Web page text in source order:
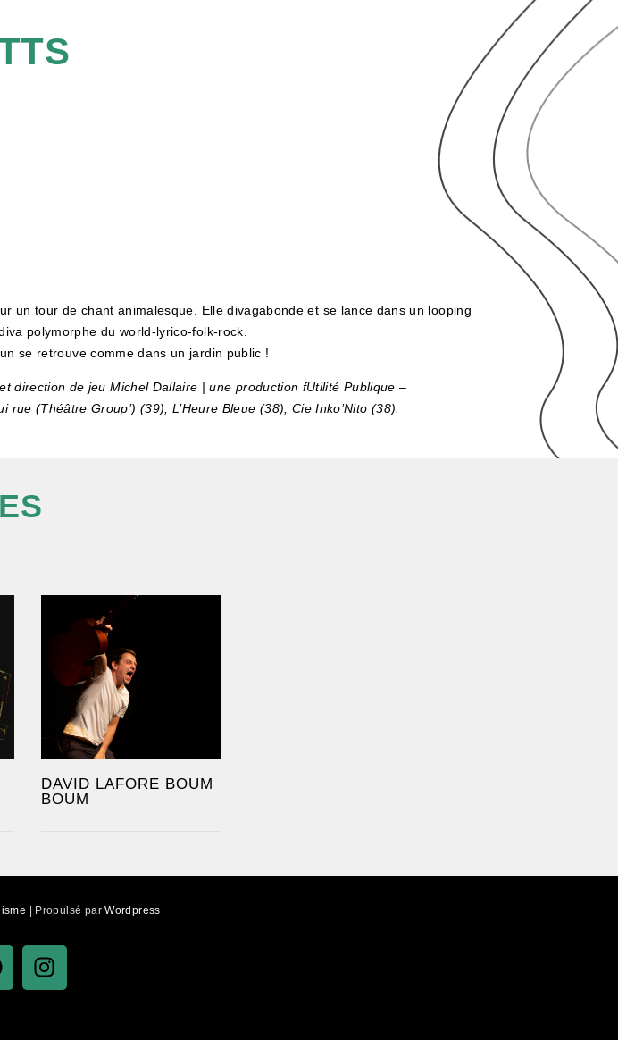
un tour de chant animalesque. Elle divagabonde et se lance dans un looping
polymorphe du world-lyrico-folk-rock.
se retrouve comme dans un jardin public !
direction de jeu Michel Dallaire | une production fUtilité Publique –
(Théâtre Group’) (39), L’Heure Bleue (38), Cie Inko’Nito (38).
DAVID LAFORE BOUM
BOUM
| Propulsé parWordpress